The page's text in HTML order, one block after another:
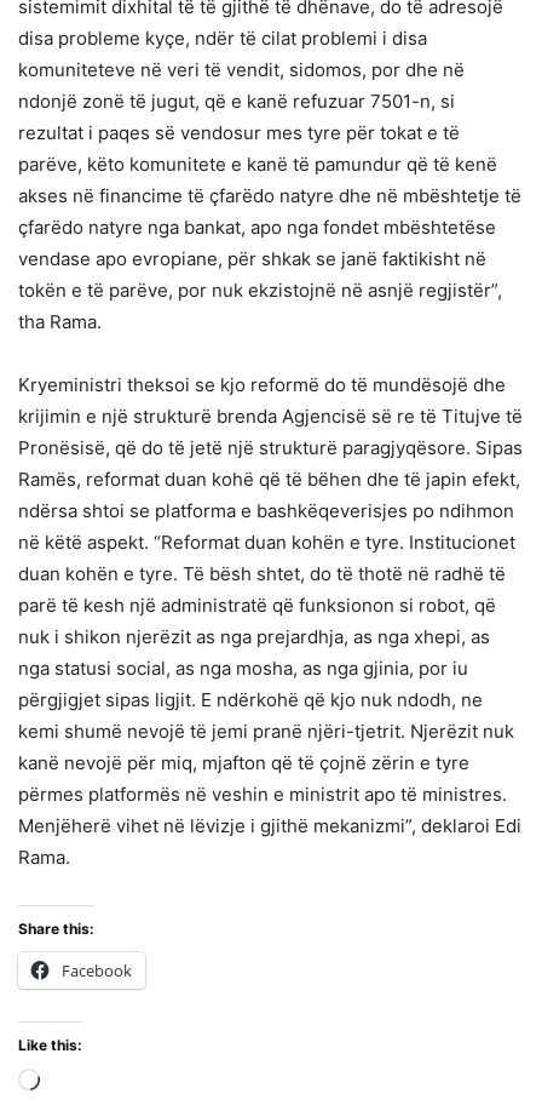
sistemimit dixhital të të gjithë të dhënave, do të adresojë
disa probleme kyçe, ndër të cilat problemi i disa
komuniteteve në veri të vendit, sidomos, por dhe në
ndonjë zonë të jugut, që e kanë refuzuar 7501-n, si
rezultat i paqes së vendosur mes tyre për tokat e të
parëve, këto komunitete e kanë të pamundur që të kenë
akses në financime të çfarëdo natyre dhe në mbështetje të
çfarëdo natyre nga bankat, apo nga fondet mbështetëse
vendase apo evropiane, për shkak se janë faktikisht në
tokën e të parëve, por nuk ekzistojnë në asnjë regjistër”,
tha Rama.
Kryeministri theksoi se kjo reformë do të mundësojë dhe
krijimin e një strukturë brenda Agjencisë së re të Titujve të
Pronësisë, që do të jetë një strukturë paragjyqësore. Sipas
Ramës, reformat duan kohë që të bëhen dhe të japin efekt,
ndërsa shtoi se platforma e bashkëqeverisjes po ndihmon
në këtë aspekt. “Reformat duan kohën e tyre. Institucionet
duan kohën e tyre. Të bësh shtet, do të thotë në radhë të
parë të kesh një administratë që funksionon si robot, që
nuk i shikon njerëzit as nga prejardhja, as nga xhepi, as
nga statusi social, as nga mosha, as nga gjinia, por iu
përgjigjet sipas ligjit. E ndërkohë që kjo nuk ndodh, ne
kemi shumë nevojë të jemi pranë njëri-tjetrit. Njerëzit nuk
kanë nevojë për miq, mjafton që të çojnë zërin e tyre
përmes platformës në veshin e ministrit apo të ministres.
Menjëherë vihet në lëvizje i gjithë mekanizmi”, deklaroi Edi
Rama.
Share this:
Facebook
Like this: